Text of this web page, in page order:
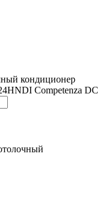
кондиционер
Competenza DC